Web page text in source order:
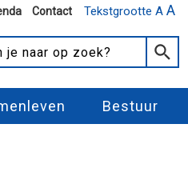
Tekstgrootte A A
Contact
Bestuur